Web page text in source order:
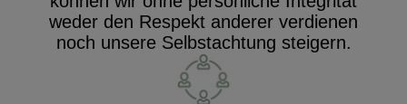
weder den Respekt anderer verdienen
noch unsere Selbstachtung steigern.